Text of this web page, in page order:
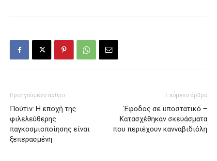
Προηγούμενο άρθρο
Πούτιν: Η εποχή της
φιλελεύθερης
παγκοσμιοποίησης είναι
ξεπερασμένη
Επόμενο άρθρο
Έφοδος σε υποστατικό –
Κατασχέθηκαν σκευάσματα
που περιέχουν κανναβιδιόλη